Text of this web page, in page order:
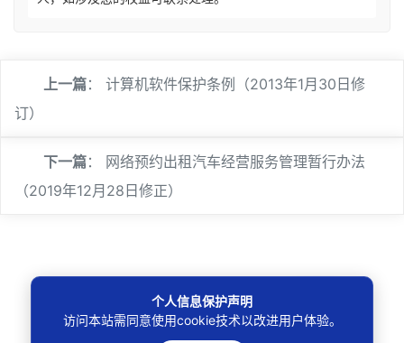
上一篇： 计算机软件保护条例（2013年1月30日修
订）
下一篇： 网络预约出租汽车经营服务管理暂行办法
（2019年12月28日修正）
🔍
个人信息保护声明
访问本站需同意使用cookie技术以改进用户体验。